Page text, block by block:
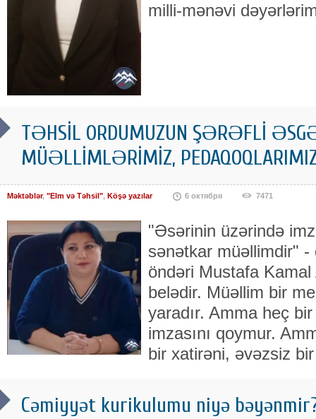
milli-mənəvi
TƏHSİL ORDUMUZUN ŞƏRƏFLİ
MÜƏLLİMLƏRİMİZ,
Məktəblər, "Elm və Təhsil", Köşə yazılar 6 октября 7471
"Əsərinin üzərində
sənətkar müəllimdir" -
öndəri Mustafa
belədir. Müəllim bir
yaradır. Amma heç
imzasını qoymur.
bir xatirəni, əvəzsiz bir
Cəmiyyət kurikulumu niyə